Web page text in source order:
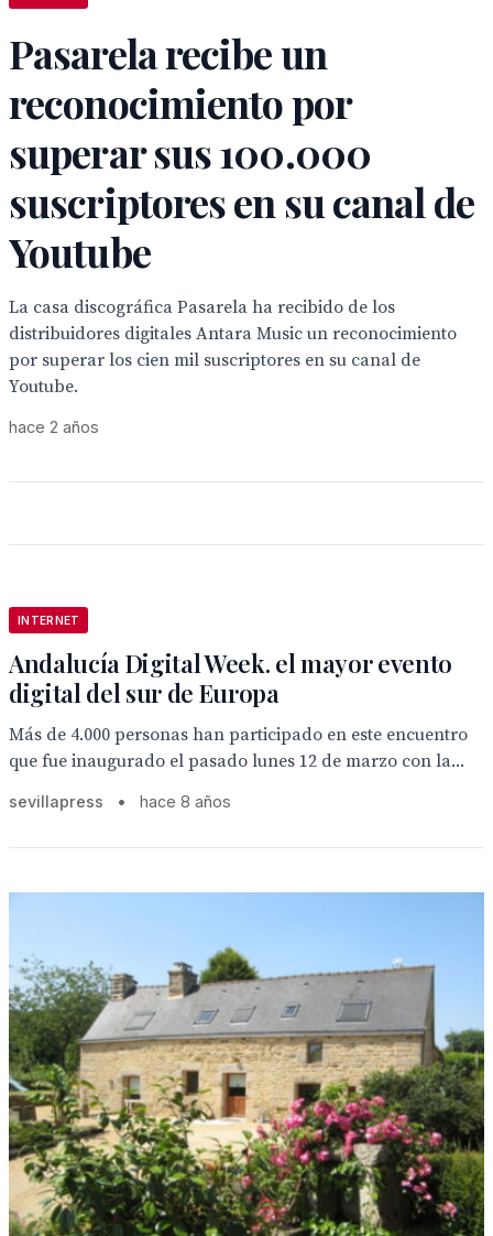
Pasarela recibe un
reconocimiento por
superar sus 100.000
suscriptores en su canal de
Youtube
La casa discográfica Pasarela ha recibido de los
distribuidores digitales Antara Music un reconocimiento
por superar los cien mil suscriptores en su canal de
Youtube.
hace 2 años
INTERNET
Andalucía Digital Week. el mayor evento
digital del sur de Europa
Más de 4.000 personas han participado en este encuentro
que fue inaugurado el pasado lunes 12 de marzo con la...
sevillapress • hace 8 años